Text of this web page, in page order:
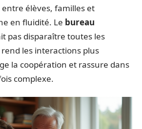
entre élèves, familles et
en fluidité. Le bureau
pas disparaître toutes les
les interactions plus
la coopération et rassure dans
complexe.